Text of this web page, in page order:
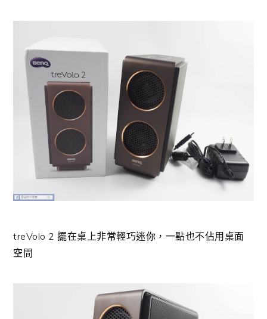
treVolo 2 擺在桌上非常輕巧迷你，一點也不佔用桌面
空間